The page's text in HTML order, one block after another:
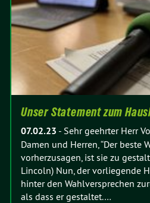
Unser Statement zum
07.02.23 - Sehr geehrter Herr
Damen und Herren, “Der beste
vorherzusagen, ist sie zu
Lincoln) Nun, der vorliegende
hinter den Wahlversprechen
als dass er gestaltet.…